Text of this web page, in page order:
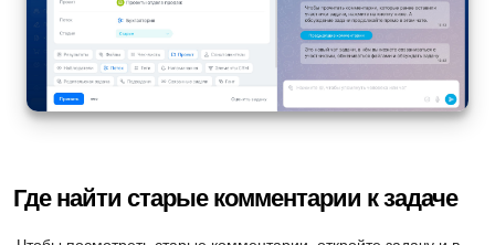
Изменения в статьях (архив)
ПОЛУЧИТЬ БЕСПЛАТНО
Где найти старые комментарии к задаче